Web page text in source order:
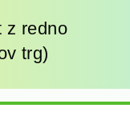
z redno
trg)